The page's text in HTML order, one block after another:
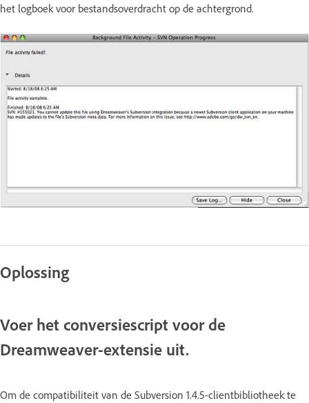
het logboek voor bestandsoverdracht op de achtergrond.
Oplossing
Voer het conversiescript voor de
Dreamweaver-extensie uit.
Om de compatibiliteit van de Subversion 1.4.5-clientbibliotheek te